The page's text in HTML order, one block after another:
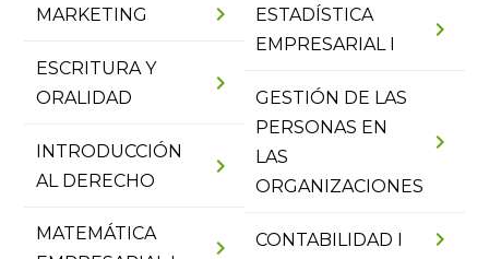
MARKETING chevron_right
ESCRITURA Y
ORALIDAD
chevron_right
INTRODUCCIÓN
AL DERECHO
chevron_right
MATEMÁTICA
chevron_right
ESTADÍSTICA
EMPRESARIAL I
chevron_right
GESTIÓN DE LAS
PERSONAS EN
LAS
ORGANIZACIONES
chevron_right
CONTABILIDAD I chevron_right